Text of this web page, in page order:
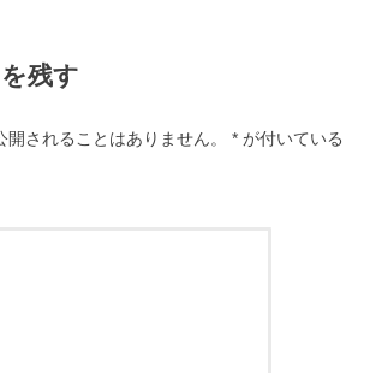
残す
開されることはありません。 * が付いている